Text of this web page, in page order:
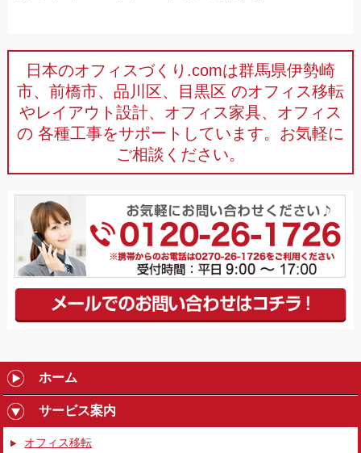
日本のオフィスづくり.comは群馬県伊勢崎
市、前橋市、品川区、目黒区 のオフィス移転
やレイアウト設計、オフィス家具、オフィス
の 各種工事をサポートしています。お気軽に
ご相談ください。
ホーム
サービス案内
オフィス移転